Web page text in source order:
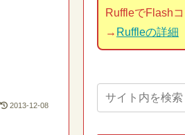
2013-12-08
RuffleでFlash
→ Ruffleの詳細